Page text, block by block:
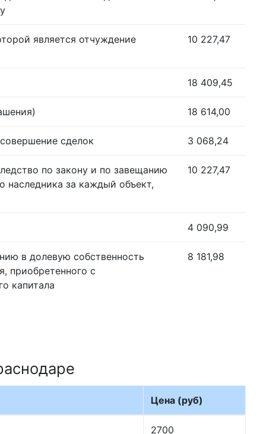
является отчуждение
10 227,47
18 409,45
18 614,00
сделок 3 068,24
по закону и по завещанию
за каждый объект,
10 227,47
4 090,99
в долевую собственность
приобретенного с
капитала
8 181,98
Цена (руб)
2700